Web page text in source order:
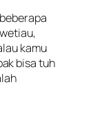
kamu
bisa tuh